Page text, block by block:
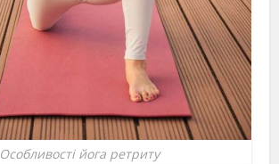
Особливості йога ретриту